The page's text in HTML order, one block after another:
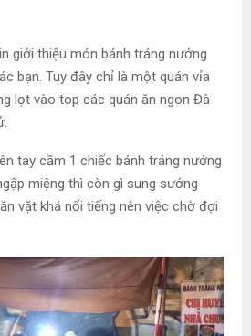
giới thiệu món bánh tráng nướng
bạn. Tuy đây chỉ là một quán vỉa
lọt vào top các quán ăn ngon Đà
tay cầm 1 chiếc bánh tráng nướng
miệng thì còn gì sung sướng
vặt khá nổi tiếng nên việc chờ đợi